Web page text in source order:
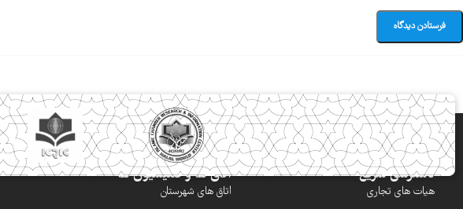
دسترسی سریع
هیات های تجاری
اتاق ها و کمیسیون ها
اتاق های شهرستان